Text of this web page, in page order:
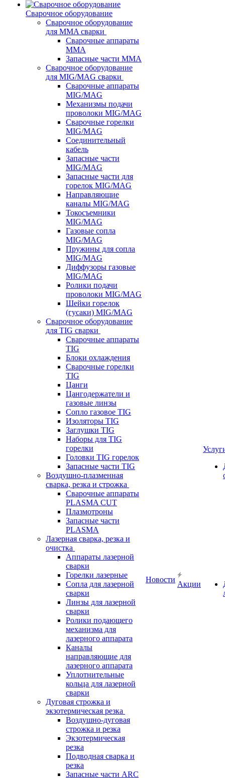
Сварочное оборудование
Сварочное оборудование
для MMA сварки
Сварочные аппараты
MMA
Запасные части MMA
Сварочное оборудование
для MIG/MAG сварки
Сварочные аппараты
MIG/MAG
Механизмы подачи
проволоки MIG/MAG
Сварочные горелки
MIG/MAG
Соединительный
кабель
Запасные части
MIG/MAG
Запасные части для
горелок MIG/MAG
Направляющие
каналы MIG/MAG
Токосъемники
MIG/MAG
Газовые сопла
MIG/MAG
Пружины для сопла
MIG/MAG
Диффузоры газовые
MIG/MAG
Ролики подачи
проволоки MIG/MAG
Шейки горелок
(гусаки) MIG/MAG
Сварочное оборудование
для TIG сварки
Сварочные аппараты
TIG
Блоки охлаждения
Сварочные горелки
TIG
Цанги
Цангодержатели и
газовые линзы
Сопло газовое TIG
Изоляторы TIG
Заглушки TIG
Наборы для TIG
горелки
Головки TIG горелок
Запасные части TIG
Воздушно-плазменная
сварка, резка и строжка
Сварочные аппараты
PLASMA CUT
Плазмотроны
Запасные части
PLASMA
Лазерная сварка, резка и
очистка
Аппараты лазерной
сварки
Горелки лазерные
Сопла для лазерной
сварки
Линзы для лазерной
сварки
Ролики подающего
механизма для
лазерного аппарата
Каналы
направляющие для
лазерного аппарата
Уплотнительные
кольца для лазерной
сварки
Дуговая строжка и
экзотермическая резка
Воздушно-дуговая
строжка и резка
Экзотермическая
резка
Подводная сварка и
резка
Запасные части ARC
Новости
Акции